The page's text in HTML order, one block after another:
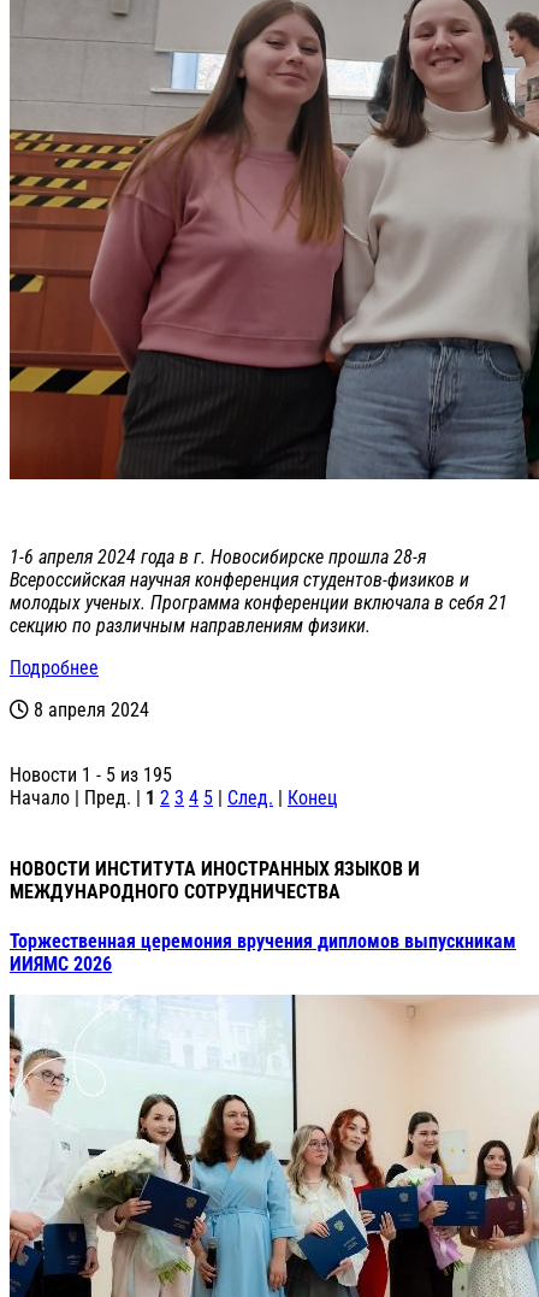
1-6 апреля 2024 года в г. Новосибирске прошла 28-я
Всероссийская научная конференция студентов-физиков и
молодых ученых. Программа конференции включала в себя 21
секцию по различным направлениям физики.
Подробнее
8 апреля 2024
Новости 1 - 5 из 195
Начало | Пред. | 1 2 3 4 5 | След. | Конец
НОВОСТИ ИНСТИТУТА ИНОСТРАННЫХ ЯЗЫКОВ И
МЕЖДУНАРОДНОГО СОТРУДНИЧЕСТВА
Торжественная церемония вручения дипломов выпускникам
ИИЯМС 2026